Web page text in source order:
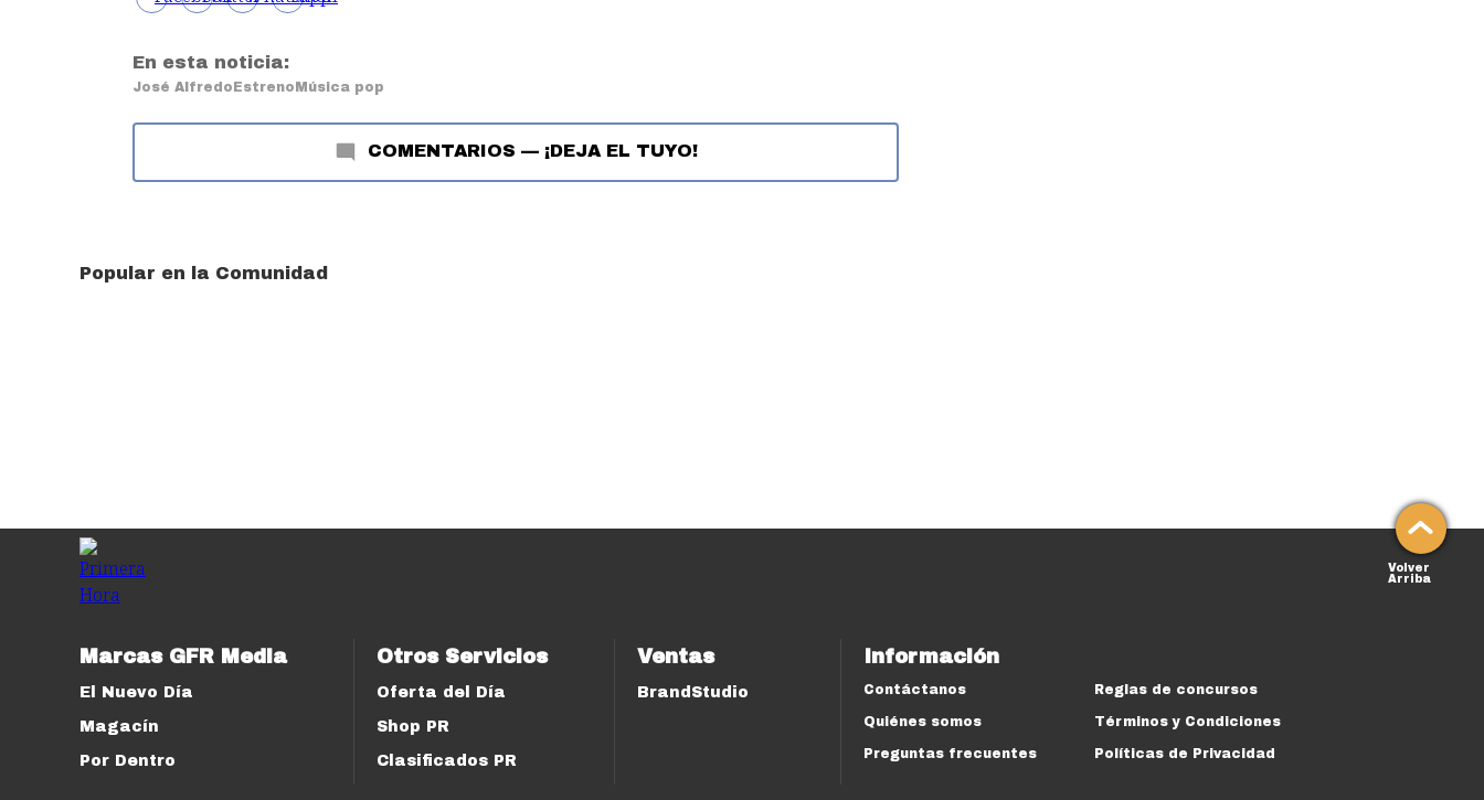
En esta noticia:
José AlfredoEstrenoMúsica pop
COMENTARIOS — ¡DEJA EL TUYO!
Popular en la Comunidad
Volver
Arriba
Marcas GFR Media
El Nuevo Día
Magacín
Por Dentro
Otros Servicios
Oferta del Día
Shop PR
Clasificados PR
Ventas
BrandStudio
Información
Contáctanos
Quiénes somos
Preguntas frecuentes
Reglas de concursos
Términos y Condiciones
Políticas de Privacidad